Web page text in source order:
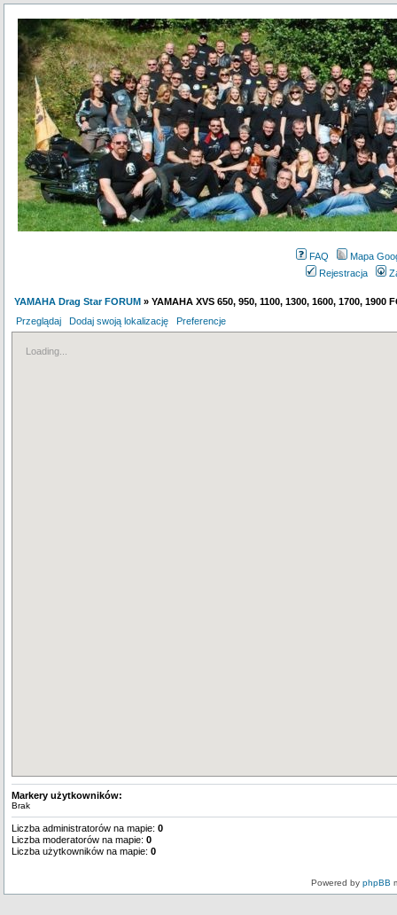
FAQ
Mapa
Rejestracja
YAMAHA Drag Star FORUM » YAMAHA XVS 650, 950, 1100, 1300, 1600, 1700, 1900
Przeglądaj
Dodaj swoją lokalizację Preferencje
Loading...
Markery użytkowników:
Brak
Liczba administratorów na mapie: 0
Liczba moderatorów na mapie: 0
Liczba użytkowników na mapie: 0
Powered by phpBB